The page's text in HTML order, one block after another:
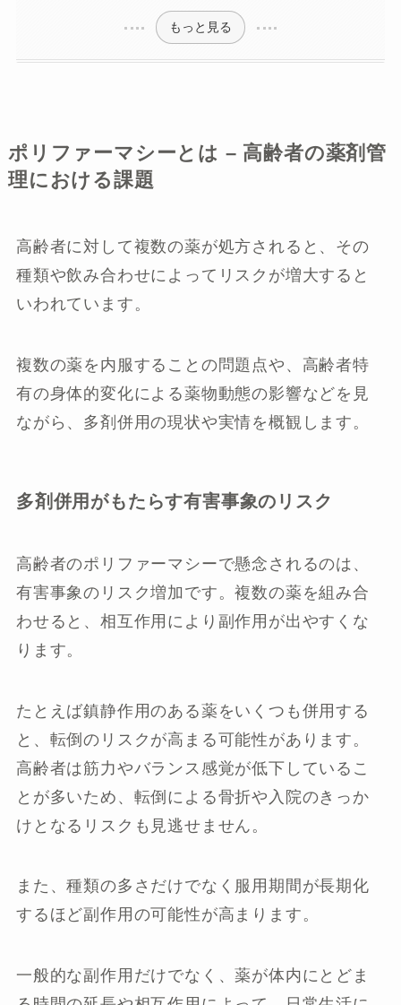
もっと見る
ポリファーマシーとは – 高齢者の薬剤管
理における課題
高齢者に対して複数の薬が処方されると、その
種類や飲み合わせによってリスクが増大すると
いわれています。
複数の薬を内服することの問題点や、高齢者特
有の身体的変化による薬物動態の影響などを見
ながら、多剤併用の現状や実情を概観します。
多剤併用がもたらす有害事象のリスク
高齢者のポリファーマシーで懸念されるのは、
有害事象のリスク増加です。複数の薬を組み合
わせると、相互作用により副作用が出やすくな
ります。
たとえば鎮静作用のある薬をいくつも併用する
と、転倒のリスクが高まる可能性があります。
高齢者は筋力やバランス感覚が低下しているこ
とが多いため、転倒による骨折や入院のきっか
けとなるリスクも見逃せません。
また、種類の多さだけでなく服用期間が長期化
するほど副作用の可能性が高まります。
一般的な副作用だけでなく、薬が体内にとどま